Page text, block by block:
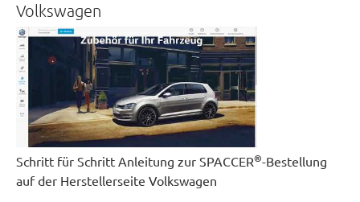
Volkswagen
Schritt für Schritt Anleitung zur SPACCER®-Bestellung
auf der Herstellerseite Volkswagen